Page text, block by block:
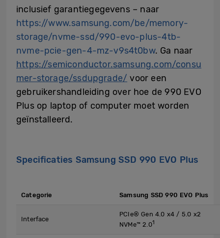
inclusief garantiegegevens – naar
https://www.samsung.com/be/memory-
storage/nvme-ssd/990-evo-plus-4tb-
nvme-pcie-gen-4-mz-v9s4t0bw. Ga naar
https://semiconductor.samsung.com/consu
mer-storage/ssdupgrade/ voor een
gebruikershandleiding over hoe de 990 EVO
Plus op laptop of computer moet worden
geïnstalleerd.
Specificaties Samsung SSD 990 EVO Plus
Categorie Samsung SSD 990 EVO Plus
Interface
PCIe® Gen 4.0 x4 / 5.0 x2
NVMe™ 2.01